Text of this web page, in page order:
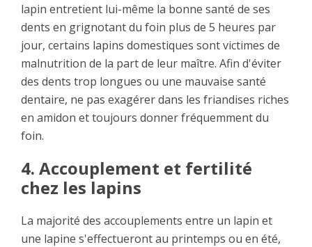
lapin entretient lui-même la bonne santé de ses
dents en grignotant du foin plus de 5 heures par
jour, certains lapins domestiques sont victimes de
malnutrition de la part de leur maître. Afin d'éviter
des dents trop longues ou une mauvaise santé
dentaire, ne pas exagérer dans les friandises riches
en amidon et toujours donner fréquemment du
foin.
4. Accouplement et fertilité
chez les lapins
La majorité des accouplements entre un lapin et
une lapine s'effectueront au printemps ou en été,